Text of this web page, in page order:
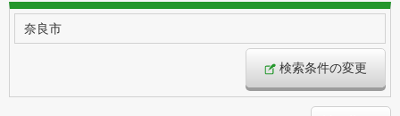
奈良市
検索条件の変更